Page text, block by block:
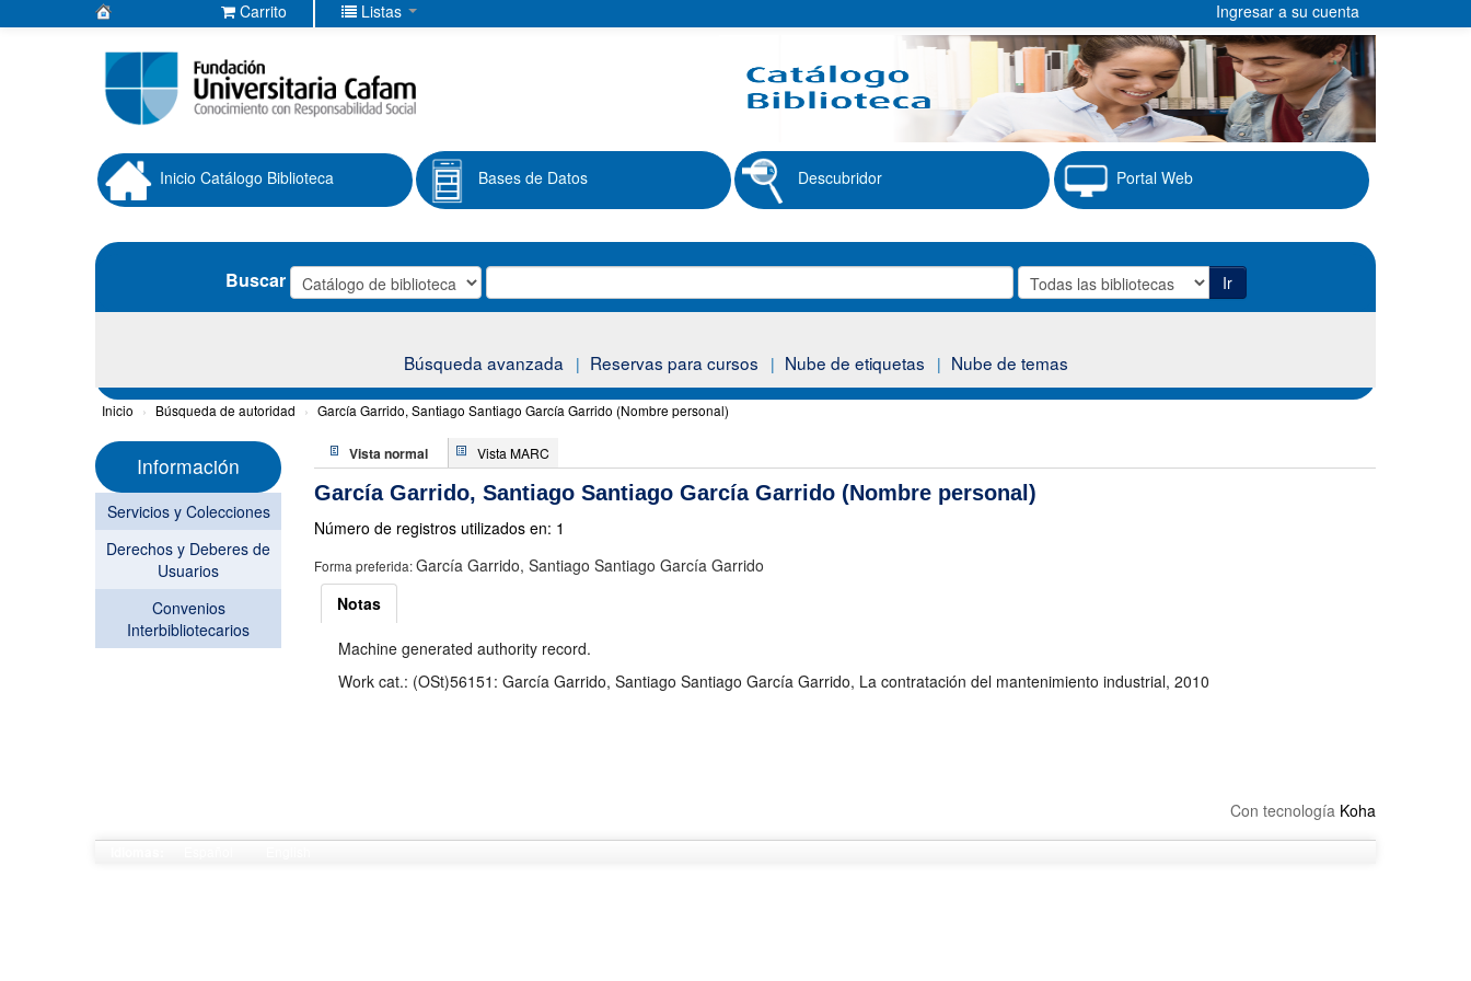
Biblioteca
Fundación
Universitaria
Cafam
Carrito Listas Ingresar a su cuenta
Inicio Catálogo Biblioteca Bases de Datos Descubridor Portal Web
Buscar Ir
Búsqueda avanzada Reservas para cursos Nube de etiquetas Nube de temas
Inicio › Búsqueda de autoridad › García Garrido, Santiago Santiago García Garrido (Nombre personal)
Información
Servicios y Colecciones
Derechos y Deberes de
Usuarios
Convenios
Interbibliotecarios
Vista normal Vista MARC
García Garrido, Santiago Santiago García Garrido (Nombre personal)
Número de registros utilizados en: 1
Forma preferida:García Garrido, Santiago Santiago García Garrido
Notas
Machine generated authority record.
Work cat.: (OSt)56151: García Garrido, Santiago Santiago García Garrido, La contratación del mantenimiento industrial, 2010
Con tecnología Koha